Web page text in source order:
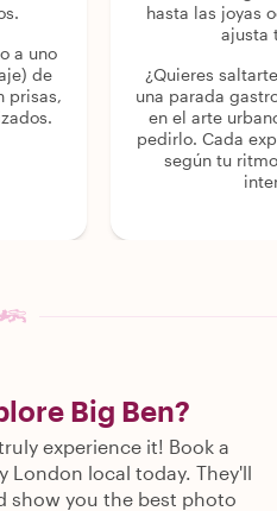
a uno
de
prisas,
hasta las joyas
ajusta
¿Quieres
una parada
en el arte
pedirlo. Cada
según tu
Big Ben?
experience it! Book a
London local today. They'll
show you the best photo